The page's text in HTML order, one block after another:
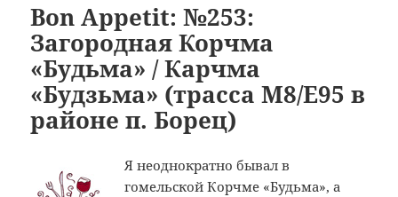
Bon Appetit: №253:
Загородная Корчма
«Будьма» / Карчма
«Будзьма» (трасса M8/E95 в
районе п. Борец)
Я неоднократно бывал в
гомельской Корчме «Будьма», а